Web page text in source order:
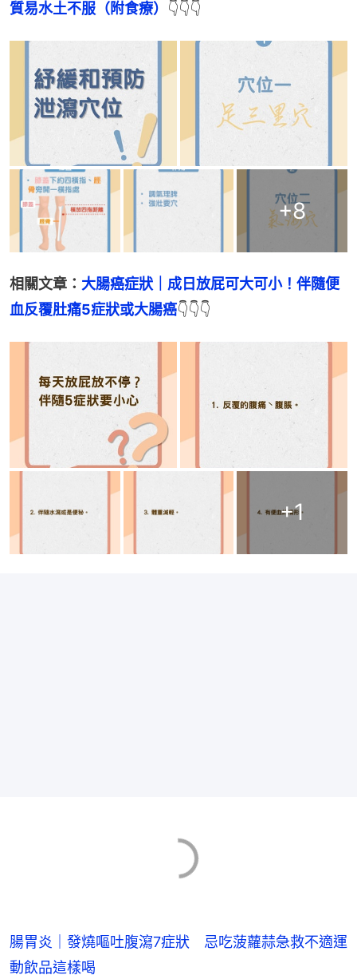
質易水土不服（附食療） 👇👇👇
+8
相關文章： 大腸癌症狀｜成日放屁可大可小！伴隨便
血反覆肚痛5症狀或大腸癌👇👇👇
+1
腸胃炎｜發燒嘔吐腹瀉7症狀 忌吃菠蘿蒜急救不適運
動飲品這樣喝